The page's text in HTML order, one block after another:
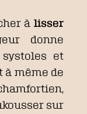
à lisser
donne
systoles et
à même de
sur